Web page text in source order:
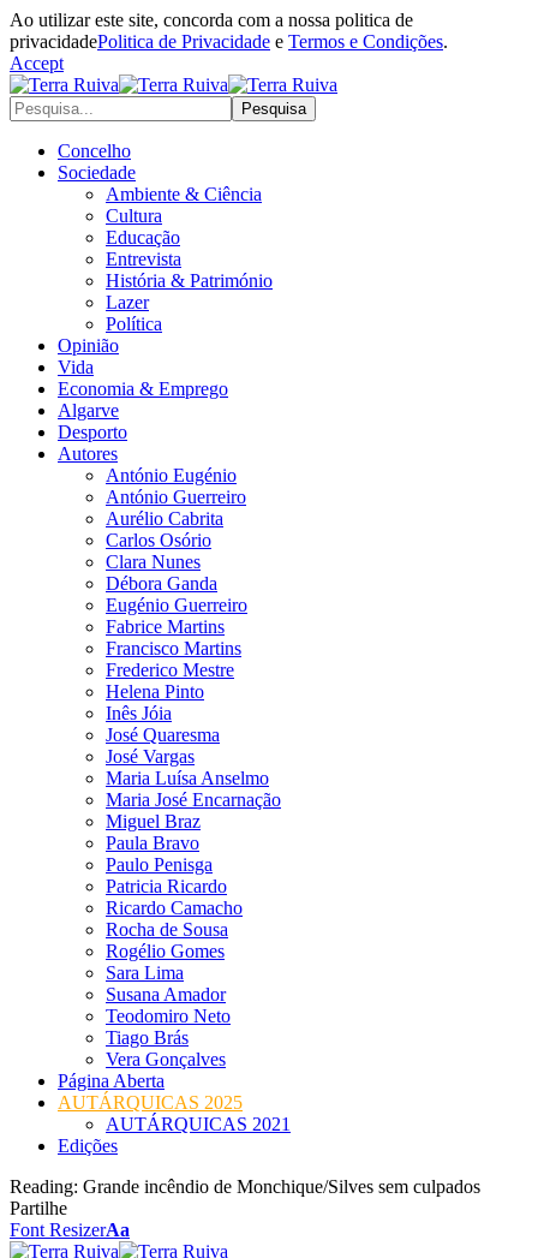
Ao utilizar este site, concorda com a nossa politica de
privacidadePolitica de Privacidade e Termos e Condições.
Accept
Concelho
Sociedade
Ambiente & Ciência
Cultura
Educação
Entrevista
História & Património
Lazer
Política
Opinião
Vida
Economia & Emprego
Algarve
Desporto
Autores
António Eugénio
António Guerreiro
Aurélio Cabrita
Carlos Osório
Clara Nunes
Débora Ganda
Eugénio Guerreiro
Fabrice Martins
Francisco Martins
Frederico Mestre
Helena Pinto
Inês Jóia
José Quaresma
José Vargas
Maria Luísa Anselmo
Maria José Encarnação
Miguel Braz
Paula Bravo
Paulo Penisga
Patricia Ricardo
Ricardo Camacho
Rocha de Sousa
Rogélio Gomes
Sara Lima
Susana Amador
Teodomiro Neto
Tiago Brás
Vera Gonçalves
Página Aberta
AUTÁRQUICAS 2025
AUTÁRQUICAS 2021
Edições
Reading: Grande incêndio de Monchique/Silves sem culpados
Partilhe
Font ResizerAa